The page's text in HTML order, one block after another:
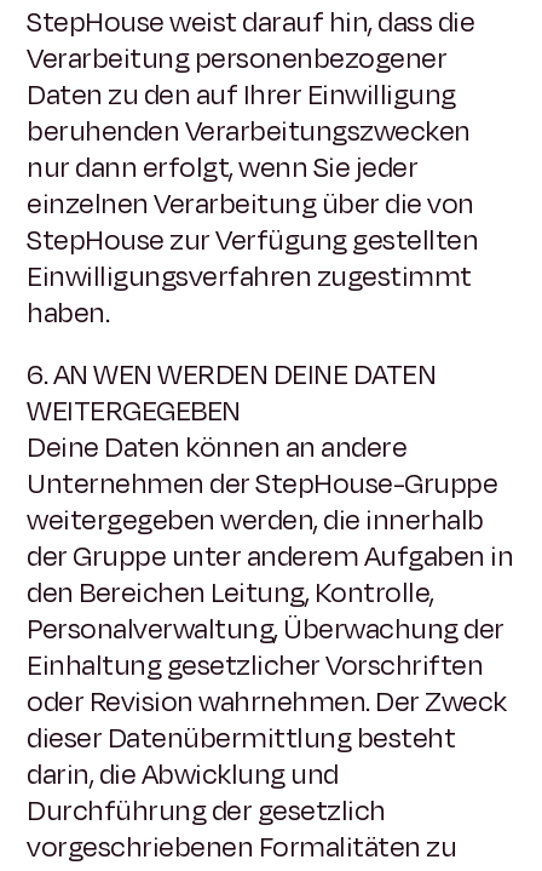
StepHouse weist darauf hin, dass die
Verarbeitung personenbezogener
Daten zu den auf Ihrer Einwilligung
beruhenden Verarbeitungszwecken
nur dann erfolgt, wenn Sie jeder
einzelnen Verarbeitung über die von
StepHouse zur Verfügung gestellten
Einwilligungsverfahren zugestimmt
haben.
6. AN WEN WERDEN DEINE DATEN
WEITERGEGEBEN
Deine Daten können an andere
Unternehmen der StepHouse-Gruppe
weitergegeben werden, die innerhalb
der Gruppe unter anderem Aufgaben in
den Bereichen Leitung, Kontrolle,
Personalverwaltung, Überwachung der
Einhaltung gesetzlicher Vorschriften
oder Revision wahrnehmen. Der Zweck
dieser Datenübermittlung besteht
darin, die Abwicklung und
Durchführung der gesetzlich
vorgeschriebenen Formalitäten zu